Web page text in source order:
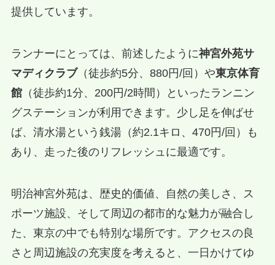
提供しています。
ランナーにとっては、前述したように神宮外苑サ
マディクラブ（徒歩約5分、880円/回）や東京体育
館（徒歩約1分、200円/2時間）といったランニン
グステーションが利用できます。少し足を伸ばせ
ば、清水湯という銭湯（約2.1キロ、470円/回）も
あり、走った後のリフレッシュに最適です。
明治神宮外苑は、歴史的価値、自然の美しさ、ス
ポーツ施設、そして周辺の都市的な魅力が融合し
た、東京の中でも特別な場所です。アクセスの良
さと周辺施設の充実度を考えると、一日かけてゆ